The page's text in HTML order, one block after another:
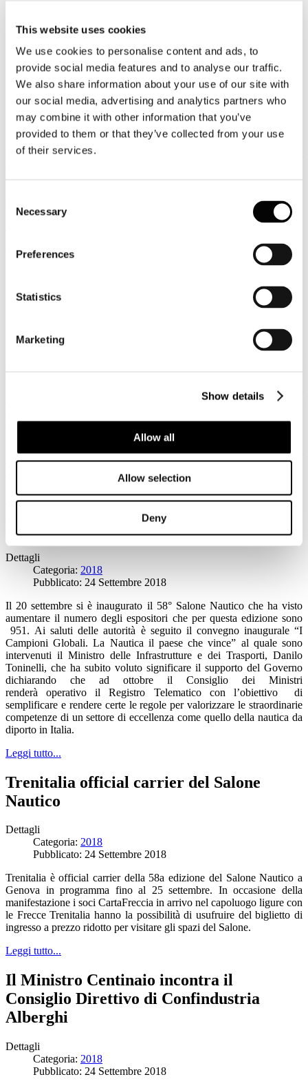
This website uses cookies
We use cookies to personalise content and ads, to
provide social media features and to analyse our traffic.
We also share information about your use of our site with
our social media, advertising and analytics partners who
may combine it with other information that you’ve
provided to them or that they’ve collected from your use
of their services.
Selection
Necessary
Preferences
Statistics
Marketing
Show details
Allow all
Allow selection
Deny
Osservatorio Nestlè: l’81% dei nostri
connazionali almeno una volta all’anno
effettua un viaggio legato al gusto
Categoria:2018
Pubblicato: 24 Settembre 2018
Da una ricerca realizzata dall’Osservatorio Nestlé e focalizzata su
cibo e viaggi emerge che tra le destinazioni preferite dagli italiani ci
di non discostarsi totalmente dalle nostre abitudini alimentari. La
UCINA: per il terzo anno crescita a
Dettagli
Il dato più significativo riguarda il fatturato globale del settore nel
produzione nautica delle aziende). Aumenta anche il numero degli
addetti diretti (un totale di 19.600, +6,1% sul 2016), così come il
rispetto all’anno precedente). Cresce
a conferma di un trend
positivo per tutto il settore, anche il mercato interno dell’intera
industria nautica, con un 16,1% in più, per un totale di 1,34 miliardi
di euro, con un aumento specifico del 29,2% per il mercato interno
della produzione italiana della cantieristica da diporto.
Leggi tutto...
L’apertura del 58° Salone Nautico
Dettagli
Categoria: 2018
Pubblicato: 24 Settembre 2018
Il 20 settembre si è inaugurato il 58° Salone Nautico che ha visto
aumentare il numero degli espositori che per questa edizione sono
951. Ai saluti delle autorità è seguito il convegno inaugurale “I
Campioni Globali. La Nautica il paese che vince” al quale sono
intervenuti il Ministro delle Infrastrutture e dei Trasporti, Danilo
Toninelli, che ha subito voluto significare il supporto del Governo
dichiarando che ad ottobre il Consiglio dei Ministri
renderà operativo il Registro Telematico con l’obiettivo di
semplificare e rendere certe le regole per valorizzare le straordinarie
competenze di un settore di eccellenza come quello della nautica da
diporto in Italia.
Leggi tutto...
Trenitalia official carrier del Salone
Nautico
Dettagli
Categoria: 2018
Pubblicato: 24 Settembre 2018
Trenitalia è official carrier della 58a edizione del Salone Nautico a
Genova in programma fino al 25 settembre. In occasione della
manifestazione i soci CartaFreccia in arrivo nel capoluogo ligure con
le Frecce Trenitalia hanno la possibilità di usufruire del biglietto di
ingresso a prezzo ridotto per visitare gli spazi del Salone.
Leggi tutto...
Il Ministro Centinaio incontra il
Consiglio Direttivo di Confindustria
Alberghi
Dettagli
Categoria: 2018
Pubblicato: 24 Settembre 2018